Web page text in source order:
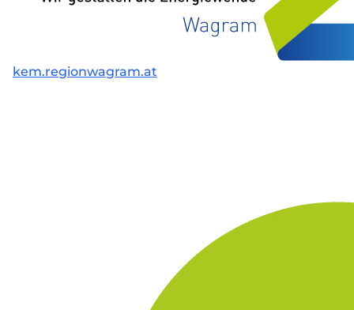
kem.regionwagram.at